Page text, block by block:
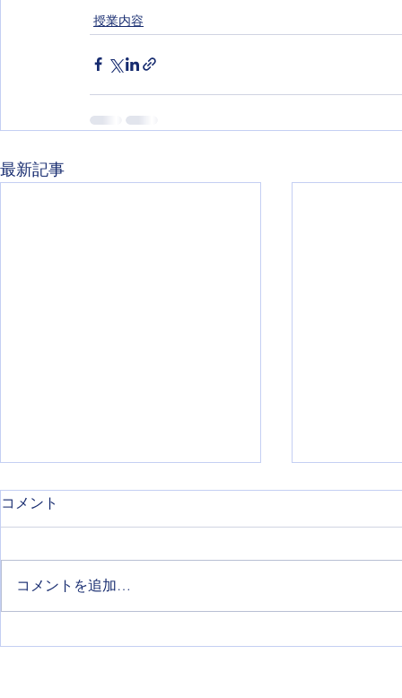
授業内容
最新記事
期末テストの目標と計画
『自習コー
コメント
コメントを追加…